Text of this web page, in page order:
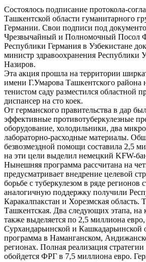
Состоялось подписание протокола-
Ташкентской области гуманитарного
Германии. Свои подписи под
Чрезвычайный и Полномочный Посол
Республики Германия в Узбекистане
министр здравоохранения Республики
Назиров.
Эта акция прошла на территории
имени Г.Умарова Ташкентского района
тенистом саду разместился областной
диспансер на сто коек.
От германского правительства в дар
эффективные противотуберкулезные
оборудование, холодильники, два
лабораторно-расходные материалы.
безвозмездной помощи составила 2,5
на эти цели выделил немецкий KFW-
Нынешняя программа рассчитана на
предусматривает внедрение целевой
борьбе с туберкулезом в ряде регионов
аналогичную поддержку получили
Каракалпакстан и Хорезмская область.
Ташкентская. Два следующих этапа, на
также выделяется по 2,5 миллиона
Сурхандарьинской и Кашкадарьинской
программа в Наманганском,
регионах. Полная реализация
обойдется ФРГ в 7,5 миллиона евро.